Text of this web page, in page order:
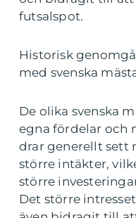
futsalspot.
Historisk
med svenska
De olika svenska
egna fördelar och
drar generellt sett
större intäkter,
större
Det större